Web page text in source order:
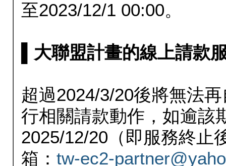
至2023/12/1 00:00。
▌大聯盟計畫的線上請款
超過2024/3/20後將無法
行相關請款動作，如逾該
2025/12/20（即服務終止
箱： tw-ec2-